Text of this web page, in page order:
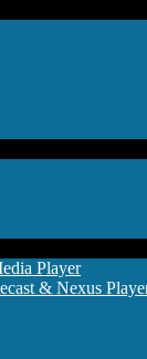
Player
& Nexus